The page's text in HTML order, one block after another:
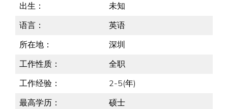
出生：
未知
语言：
英语
所在地：
深圳
工作性质：
全职
工作经验：
2-5(年)
最高学历：
硕士